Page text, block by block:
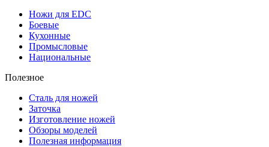
Ножи для EDC
Боевые
Кухонные
Промысловые
Национальные
Полезное
Сталь для ножей
Заточка
Изготовление ножей
Обзоры моделей
Полезная информация